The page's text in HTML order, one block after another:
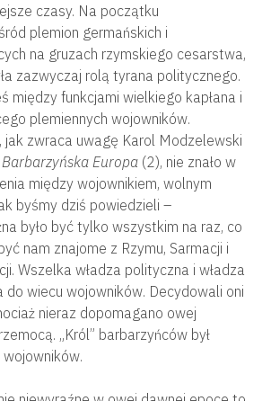
czasy. Na początku
plemion germańskich i
na gruzach rzymskiego cesarstwa,
zazwyczaj rolą tyrana politycznego.
między funkcjami wielkiego kapłana i
plemiennych wojowników.
jak zwraca uwagę Karol Modzelewski
Barbarzyńska Europa (2), nie znało w
między wojownikiem, wolnym
byśmy dziś powiedzieli –
było być tylko wszystkim na raz, co
nam znajome z Rzymu, Sarmacji i
Wszelka władza polityczna i władza
do wiecu wojowników. Decydowali oni
nieraz dopomagano owej
„Król” barbarzyńców był